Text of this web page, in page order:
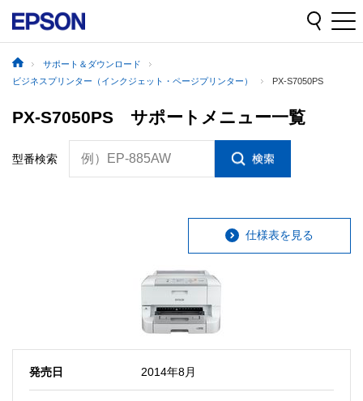
サポート＆ダウンロード
ビジネスプリンター（インクジェット・ページプリンター）
PX-S7050PS
PX-S7050PS サポートメニュー一覧
型番検索 例）EP-885AW
仕様表を見る
発売日 2014年8月